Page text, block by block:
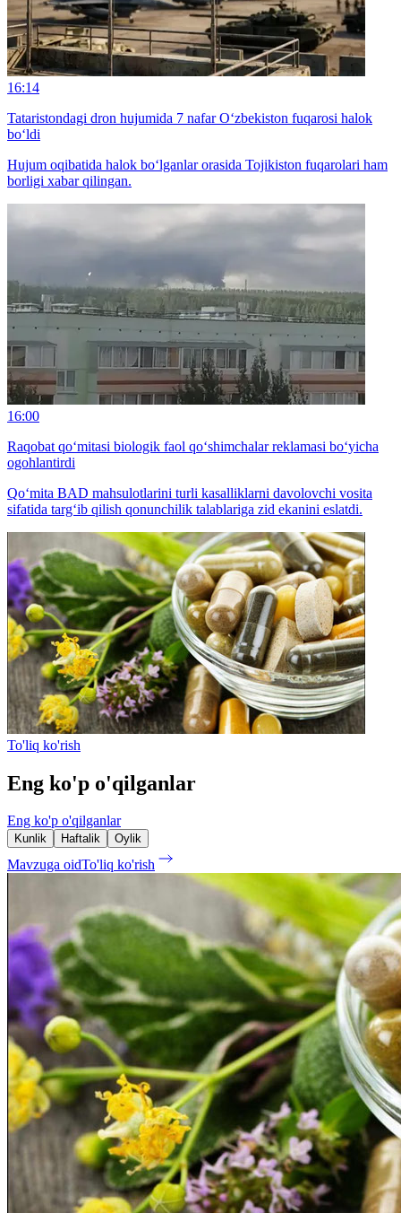
16:14
Tataristondagi dron hujumida 7 nafar O‘zbekiston fuqarosi halok
bo‘ldi
Hujum oqibatida halok bo‘lganlar orasida Tojikiston fuqarolari ham
borligi xabar qilingan.
16:00
Raqobat qo‘mitasi biologik faol qo‘shimchalar reklamasi bo‘yicha
ogohlantirdi
Qo‘mita BАD mahsulotlarini turli kasalliklarni davolovchi vosita
sifatida targ‘ib qilish qonunchilik talablariga zid ekanini eslatdi.
To'liq ko'rish
Eng ko'p o'qilganlar
Eng ko'p o'qilganlar
Kunlik Haftalik Oylik
Mavzuga oidTo'liq ko'rish